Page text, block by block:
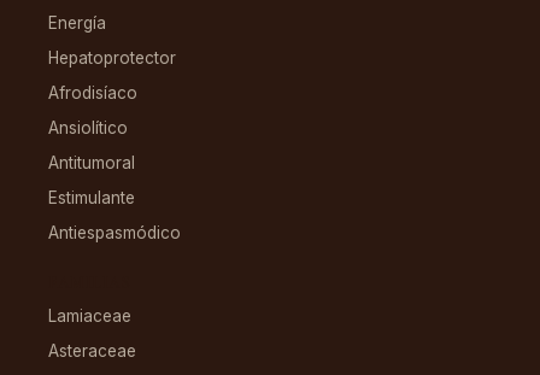
Energía
Hepatoprotector
Afrodisíaco
Ansiolítico
Antitumoral
Estimulante
Antiespasmódico
Lamiaceae
Asteraceae